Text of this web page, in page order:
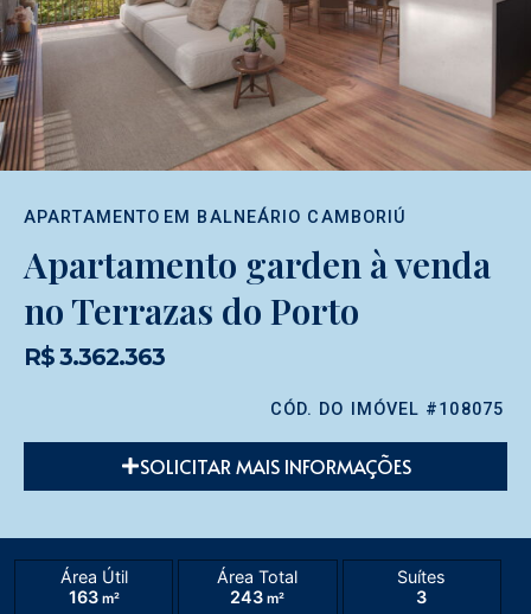
APARTAMENTO EM BALNEÁRIO CAMBORIÚ
Apartamento garden à venda
no Terrazas do Porto
R$ 3.362.363
CÓD. DO IMÓVEL #108075
SOLICITAR MAIS INFORMAÇÕES
Área Útil
163m²
Área Total
243 m²
Suítes
3